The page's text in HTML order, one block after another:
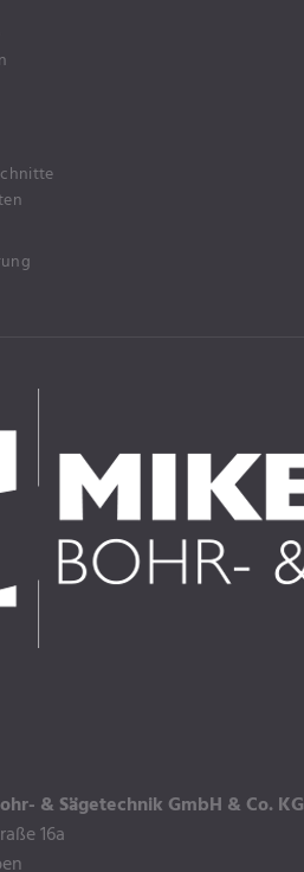
& Sägetechnik GmbH & Co. KG
16a